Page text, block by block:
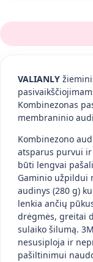
VALIANLY
Kombinezonas
membraninio
Kombinezono
atsparus purvui
būti lengvai
Gaminio užpildui
audinys (280 g)
lenkia ančių
drėgmės, greitai
sulaiko šilumą.
nesusiploja ir
pašiltinimui